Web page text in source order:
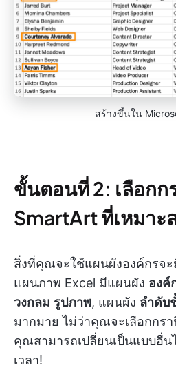
สร้างขึ้นใน
ขั้นตอนที่ 2: เลือกก
SmartArt ที่เหมาะ
สิ่งที่คุณจะใช้แผนผังองค์กรจ
แผนภาพ Excel มีแผนผัง องค์
วงกลม รูปภาพ, แผนผัง ลำดับ
มากมาย ไม่ว่าคุณจะเลือกกร
คุณสามารถเปลี่ยนเป็นแบบอื่น
เวลา!